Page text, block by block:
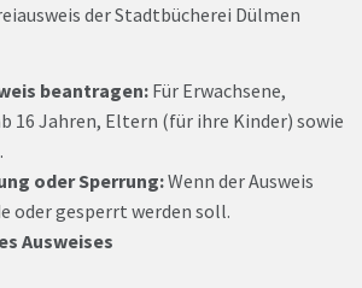
der Stadtbücherei Dülmen
beantragen: Für Erwachsene,
16 Jahren, Eltern (für ihre Kinder) sowie
oder Sperrung:Wenn der Ausweis
oder gesperrt werden soll.
Ausweises